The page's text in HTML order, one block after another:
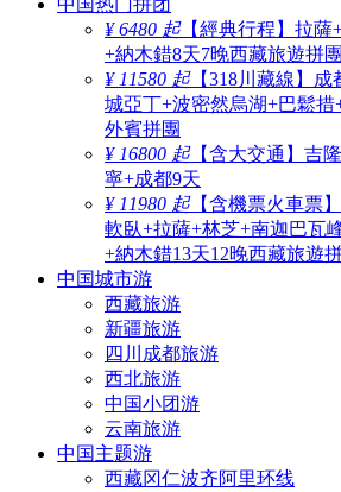
中国热门拼团
¥ 6480 起【經典行程】拉薩
+納木錯8天7晚西藏旅遊拼團
¥ 11580 起【318川藏線】成
城亞丁+波密然烏湖+巴鬆措
外賓拼團
¥ 16800 起【含大交通】吉
寧+成都9天
¥ 11980 起【含機票火車票
軟臥+拉薩+林芝+南迦巴瓦
+納木錯13天12晚西藏旅遊
中国城市游
西藏旅游
新疆旅游
四川成都旅游
西北旅游
中国小团游
云南旅游
中国主题游
西藏冈仁波齐阿里环线